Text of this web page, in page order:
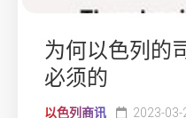
为何以色列的
必须的
以色列商讯 2023-03-